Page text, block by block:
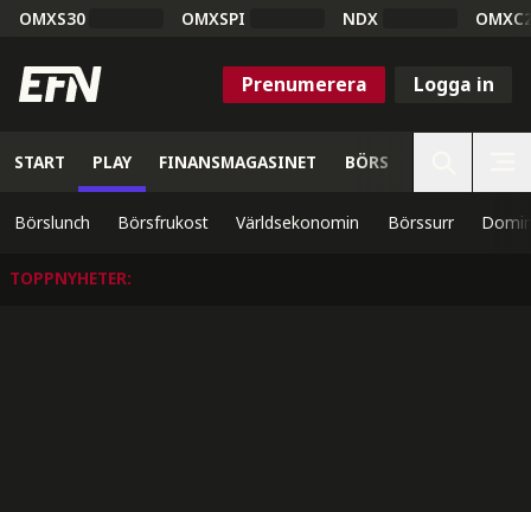
OMXS30 OMXSPI NDX
Prenumerera Logga in
START PLAY FINANSMAGASINET BÖRS
Börslunch Börsfrukost Världsekonomin Börssurr
TOPPNYHETER: